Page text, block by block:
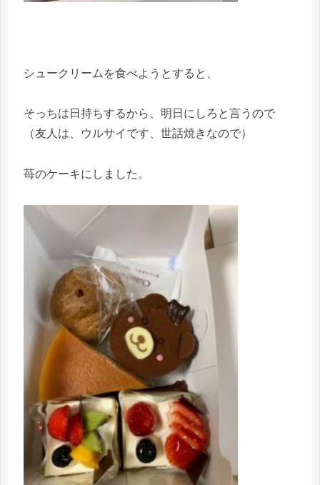
シュークリームを食べようとすると、
そっちは日持ちするから、明日にしろと言うので
（友人は、ウルサイです、世話焼きなので）
苺のケーキにしました。